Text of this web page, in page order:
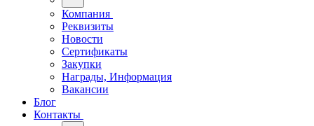
Компания
Реквизиты
Новости
Сертификаты
Закупки
Награды, Информация
Вакансии
Блог
Контакты